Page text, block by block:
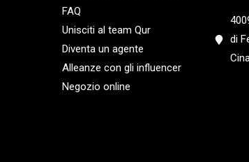
FAQ
Unisciti al team Qur
Diventa un agente
Alleanze con gli influencer
Negozio online
di